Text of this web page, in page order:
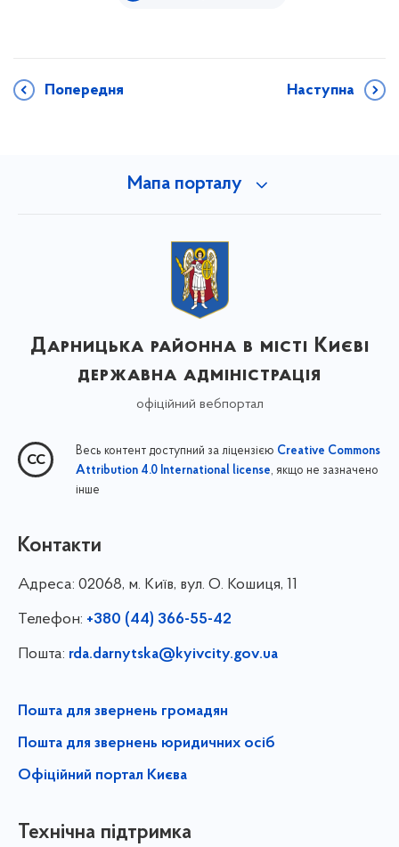
Попередня Наступна
Мапа порталу
Дарницька районна в місті Києві
державна адміністрація
офіційний вебпортал
Весь контент доступний за ліцензією Creative Commons
Attribution 4.0 International license, якщо не зазначено
інше
Контакти
Адреса: 02068, м. Київ, вул. О. Кошиця, 11
Телефон: +380 (44) 366-55-42
Пошта: rda.darnytska@kyivcity.gov.ua
Пошта для звернень громадян
Пошта для звернень юридичних осіб
Офіційний портал Києва
Технічна підтримка